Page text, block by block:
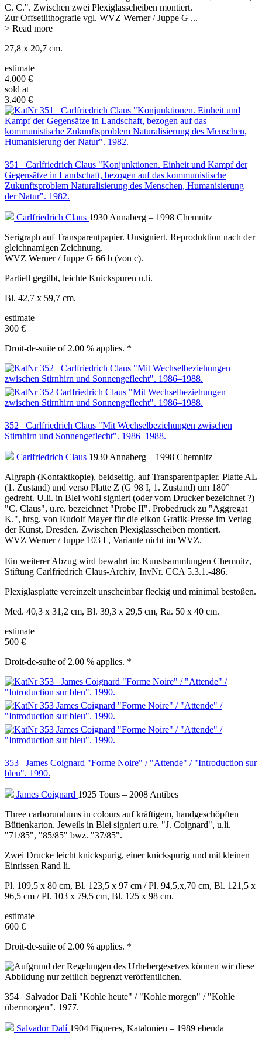
C. C.". Zwischen zwei Plexiglasscheiben montiert.
Zur Offsetlithografie vgl. WVZ Werner / Juppe G ...
> Read more
27,8 x 20,7 cm.
estimate
4.000 €
sold at
3.400 €
351 Carlfriedrich Claus "Konjunktionen. Einheit und Kampf der
Gegensätze in Landschaft, bezogen auf das kommunistische
Zukunftsproblem Naturalisierung des Menschen, Humanisierung
der Natur". 1982.
Carlfriedrich Claus 1930 Annaberg – 1998 Chemnitz
Serigraph auf Transparentpapier. Unsigniert. Reproduktion nach der
gleichnamigen Zeichnung.
WVZ Werner / Juppe G 66 b (von c).
Partiell gegilbt, leichte Knickspuren u.li.
Bl. 42,7 x 59,7 cm.
estimate
300 €
Droit-de-suite of 2.00 % applies. *
352 Carlfriedrich Claus "Mit Wechselbeziehungen zwischen
Stirnhirn und Sonnengeflecht". 1986–1988.
Carlfriedrich Claus 1930 Annaberg – 1998 Chemnitz
Algraph (Kontaktkopie), beidseitig, auf Transparentpapier. Platte AL
(1. Zustand) und verso Platte Z (G 98 I, 1. Zustand) um 180°
gedreht. U.li. in Blei wohl signiert (oder vom Drucker bezeichnet ?)
"C. Claus", u.re. bezeichnet "Probe II". Probedruck zu "Aggregat
K.", hrsg. von Rudolf Mayer für die eikon Grafik-Presse im Verlag
der Kunst, Dresden. Zwischen Plexiglasscheiben montiert.
WVZ Werner / Juppe 103 I , Variante nicht im WVZ.
Ein weiterer Abzug wird bewahrt in: Kunstsammlungen Chemnitz,
Stiftung Carlfriedrich Claus-Archiv, InvNr. CCA 5.3.1.-486.
Plexiglasplatte vereinzelt unscheinbar fleckig und minimal bestoßen.
Med. 40,3 x 31,2 cm, Bl. 39,3 x 29,5 cm, Ra. 50 x 40 cm.
estimate
500 €
Droit-de-suite of 2.00 % applies. *
353 James Coignard "Forme Noire" / "Attende" / "Introduction sur
bleu". 1990.
James Coignard 1925 Tours – 2008 Antibes
Three carborundums in colours auf kräftigem, handgeschöpften
Büttenkarton. Jeweils in Blei signiert u.re. "J. Coignard", u.li.
"71/85", "85/85" bwz. "37/85".
Zwei Drucke leicht knickspurig, einer knickspurig und mit kleinen
Einrissen Rand li.
Pl. 109,5 x 80 cm, Bl. 123,5 x 97 cm / Pl. 94,5,x,70 cm, Bl. 121,5 x
96,5 cm / Pl. 103 x 79,5 cm, Bl. 125 x 98 cm.
estimate
600 €
Droit-de-suite of 2.00 % applies. *
354 Salvador Dalí "Kohle heute" / "Kohle morgen" / "Kohle
übermorgen". 1977.
Salvador Dalí 1904 Figueres, Katalonien – 1989 ebenda